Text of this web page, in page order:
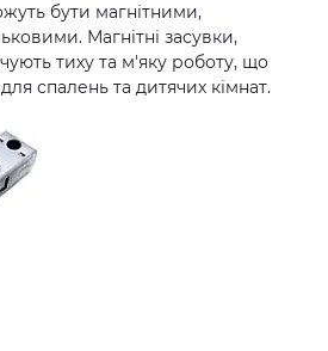
бути магнітними,
Магнітні засувки,
тиху та м'яку роботу, що
спалень та дитячих кімнат.